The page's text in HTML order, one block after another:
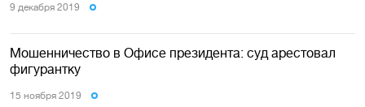
9 декабря 2019
Мошенничество в Офисе президента: суд арестовал
фигурантку
15 ноября 2019